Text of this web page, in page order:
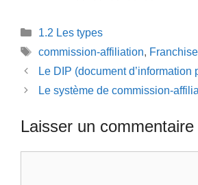
Catégories
1.2 Les types
Étiquettes
commission-affiliation, Franchise
Le DIP (document d’information
Le système de commission-
Laisser un commentaire